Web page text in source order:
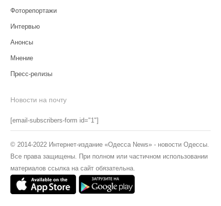
Фоторепортажи
Интервью
Анонсы
Мнение
Пресс-релизы
Новости на почту
[email-subscribers-form id="1"]
© 2014-2022 Интернет-издание «Одесса News» - новости Одессы.
Все права защищены. При полном или частичном использовании
материалов ссылка на сайт обязательна.